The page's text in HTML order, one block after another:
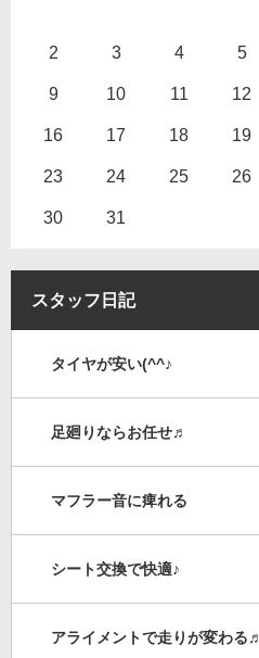
2 3 4 5
9 10 11 12
16 17 18 19
23 24 25 26
30 31
スタッフ日記
タイヤが安い(^^♪
足廻りならお任せ♬
マフラー音に痺れる
シート交換で快適♪
アライメントで走りが変わる♬